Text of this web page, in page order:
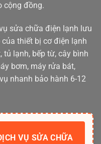
cộng đồng.
sửa chữa điện lạnh lưu
thiết bị cơ điện lạnh
lạnh, bếp từ, cây bình
bơm, máy rửa bát,
nhanh bảo hành 6-12
VỤ SỬA CHỮA